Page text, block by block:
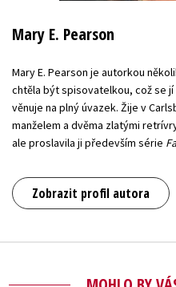
Mary E. Pearson
Mary E. Pearson je autorkou
chtěla být spisovatelkou, což se
věnuje na plný úvazek. Žije v
manželem a dvěma zlatými
ale proslavila ji především série
Zobrazit profil autora